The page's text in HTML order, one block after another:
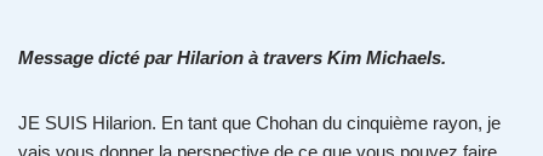
Message dicté par Hilarion à travers Kim Michaels.
JE SUIS Hilarion. En tant que Chohan du cinquième rayon, je
vais vous donner la perspective de ce que vous pouvez faire